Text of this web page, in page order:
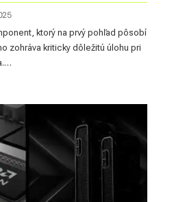
ktorý na prvý pohľad pôsobí
zohráva kriticky dôležitú úlohu pri